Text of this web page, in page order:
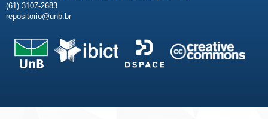
(61) 3107-2683
repositorio@unb.br